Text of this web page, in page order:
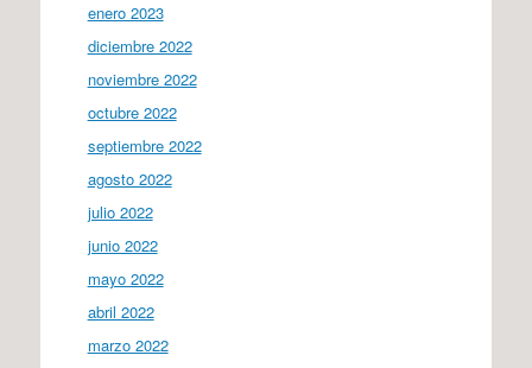
enero 2023
diciembre 2022
noviembre 2022
octubre 2022
septiembre 2022
agosto 2022
julio 2022
junio 2022
mayo 2022
abril 2022
marzo 2022